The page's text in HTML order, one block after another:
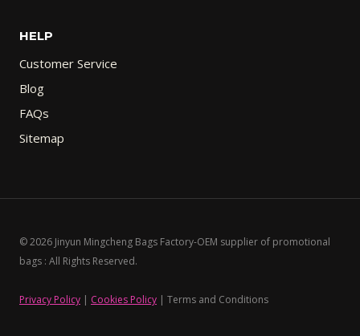
HELP
Customer Service
Blog
FAQs
Sitemap
© 2026 Jinyun Mingcheng Bags Factory-OEM supplier of promotional
bags : All Rights Reserved.
Privacy Policy | Cookies Policy | Terms and Conditions